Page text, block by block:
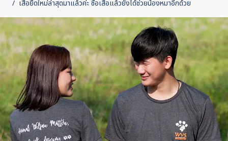
เสื้อยืดใหม่ล่าสุดมาแล้วค่ะ ซื้อเสื้อแล้วยังได้ช่วยน้องหมาอีกด้วย